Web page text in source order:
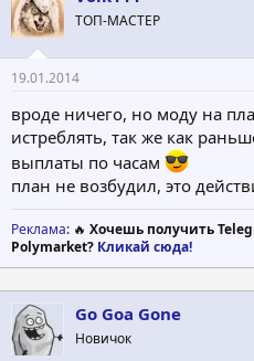
ТОП-МАСТЕР
19.01.2014
вроде ничего, но моду на
истреблять, так же как
выплаты по часам
план не возбудил, это
Реклама: 🔥 Хочешь получить
Polymarket? Кликай сюда!
Go Goa Gone
Новичок